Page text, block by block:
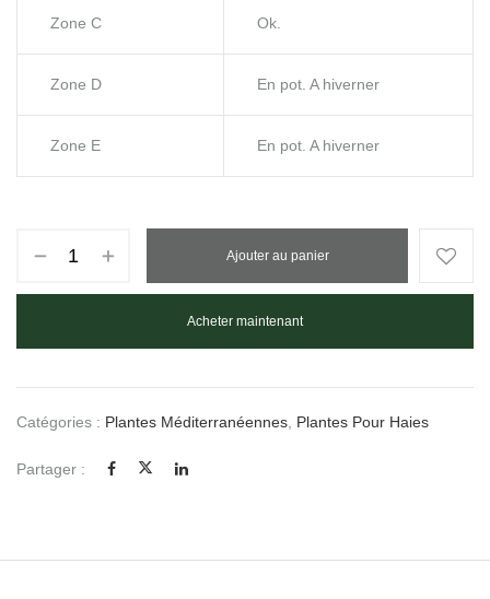
Zone C Ok.
Zone D En pot. A hiverner
Zone E En pot. A hiverner
Ajouter au panier
Acheter maintenant
Catégories : Plantes Méditerranéennes Plantes Pour Haies
Partager :